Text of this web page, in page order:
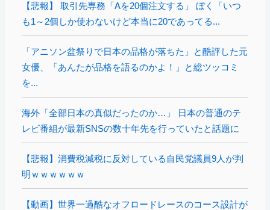
【悲報】 取引先専務「Aを20個注文する」 ぼく「いつ
も1～2個しか使わないけど本当に20であってる...
「アニソン盆祭りで日本の品格が落ちた」と酷評した元
女優、「あんたが品格を語るのかよ！」と総ツッコミ
を...
海外「全部日本の真似だったのか…」 日本の普通のテ
レビ番組が最新SNSの数十年先を行っていたと話題に
【悲報】消費税減税に反対している自民党議員9人が判
明ｗｗｗｗｗｗ
【動画】世界一過酷なオフロードレースのコース設計が